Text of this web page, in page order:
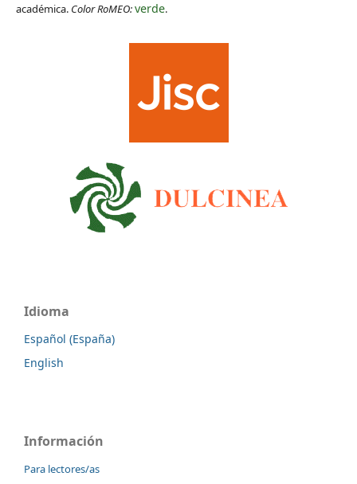
académica. Color RoMEO:verde.
Idioma
Español (España)
English
Información
Para lectores/as